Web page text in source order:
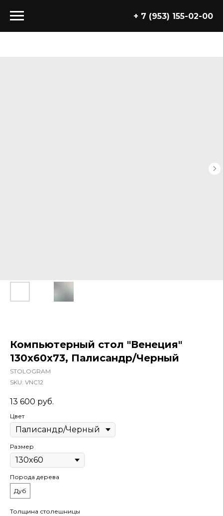
+ 7 (953) 155-02-00
Компьютерный стол "Венеция"
130x60x73, Палисандр/Черный
STOLOGRAM
SKU: VNC12
13 600 руб.
Цвет
Размер
Порода дерева
Дуб
Толщина столешницы